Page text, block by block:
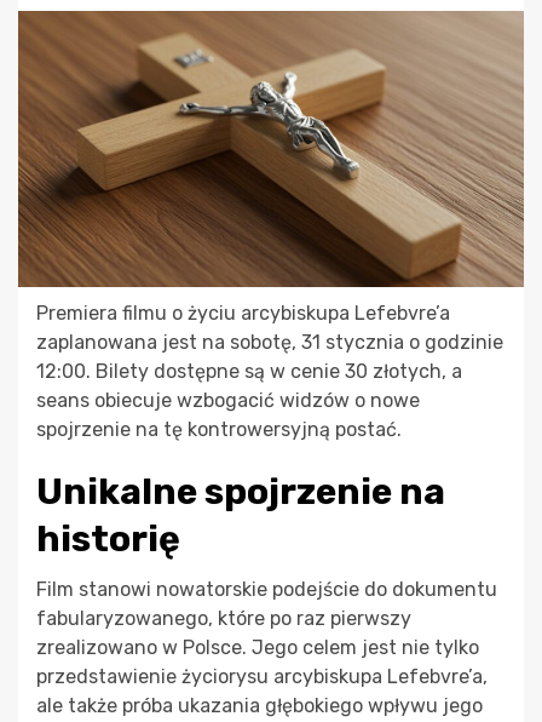
Premiera filmu o życiu arcybiskupa Lefebvre’a
zaplanowana jest na sobotę, 31 stycznia o godzinie
12:00. Bilety dostępne są w cenie 30 złotych, a
seans obiecuje wzbogacić widzów o nowe
spojrzenie na tę kontrowersyjną postać.
Unikalne spojrzenie na
historię
Film stanowi nowatorskie podejście do dokumentu
fabularyzowanego, które po raz pierwszy
zrealizowano w Polsce. Jego celem jest nie tylko
przedstawienie życiorysu arcybiskupa Lefebvre’a,
ale także próba ukazania głębokiego wpływu jego